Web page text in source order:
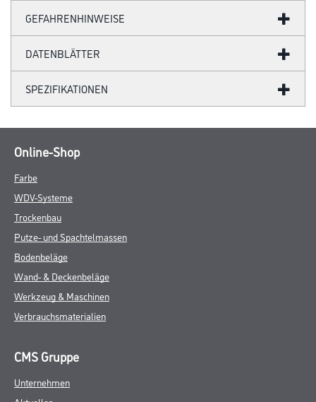
GEFAHRENHINWEISE
DATENBLÄTTER
SPEZIFIKATIONEN
Online-Shop
Farbe
WDV-Systeme
Trockenbau
Putze- und Spachtelmassen
Bodenbeläge
Wand- & Deckenbeläge
Werkzeug & Maschinen
Verbrauchsmaterialien
CMS Gruppe
Unternehmen